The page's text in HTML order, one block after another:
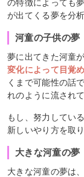
の特徴によっても
が出てくる夢を分
河童の子供の夢
夢に出てきた河童
変化によって目覚
くまで可能性の話
れのように流され
もし、努力してい
新しいやり方を取
大きな河童の夢
大きな河童の夢は